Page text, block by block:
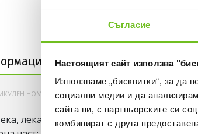
Съгласие
Настоящият сайт използва
Използваме „бисквитки“, за да
социални медии и да
сайта ни, с партньорските си
комбинират с друга
за продукта
Доставка
НОМЕР: 200000747776 NIKE-HJ3811
лека и дишаща материя